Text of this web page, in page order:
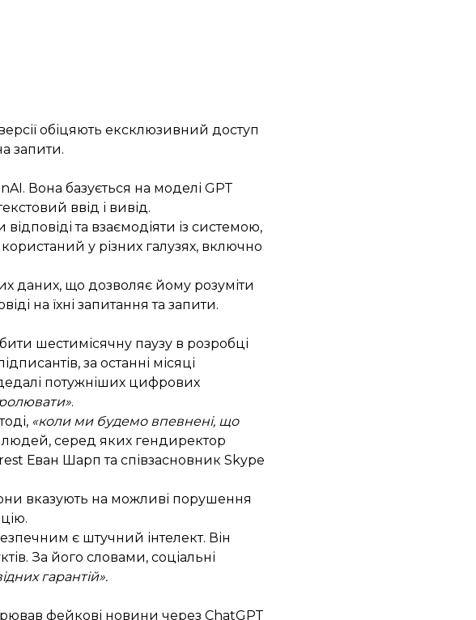
обіцяють ексклюзивний доступ
запити.
Вона базується на моделі GPT
ввід і вивід.
та взаємодіяти із системою,
у різних галузях, включно
даних, що дозволяє йому розуміти
на їхні запитання та запити.
шестимісячну паузу в розробці
за останні місяці
потужніших цифрових
.
«коли ми будемо впевнені, що
людей, серед яких гендиректор
Еван Шарп та співзасновник Skype
вказують на можливі порушення
є штучний інтелект. Він
За його словами, соціальні
гарантій».
фейкові новини через ChatGPT